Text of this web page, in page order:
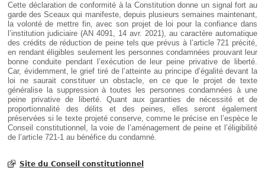
Cette déclaration de conformité à la Constitution donne un signal fort au
garde des Sceaux qui manifeste, depuis plusieurs semaines maintenant,
la volonté de mettre fin, avec son projet de loi pour la confiance dans
l’institution judiciaire (AN 4091, 14 avr. 2021), au caractère automatique
des crédits de réduction de peine tels que prévus à l’article 721 précité,
en rendant éligibles seulement les personnes condamnées prouvant leur
bonne conduite pendant l’exécution de leur peine privative de liberté.
Car, évidemment, le grief tiré de l’atteinte au principe d’égalité devant la
loi ne saurait constituer un obstacle, en ce que le projet de texte
généralise la suppression à toutes les personnes condamnées à une
peine privative de liberté. Quant aux garanties de nécessité et de
proportionnalité des délits et des peines, elles seront également
préservées si le texte projeté conserve, comme le précise en l’espèce le
Conseil constitutionnel, la voie de l’aménagement de peine et l’éligibilité
de l’article 721-1 au bénéfice du condamné.
Site du Conseil constitutionnel